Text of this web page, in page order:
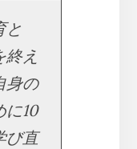
と
終え
身の
に10
び直